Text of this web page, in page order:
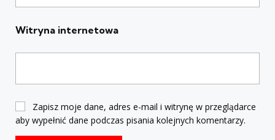
Witryna internetowa
Zapisz moje dane, adres e-mail i witrynę w przeglądarce
aby wypełnić dane podczas pisania kolejnych komentarzy.